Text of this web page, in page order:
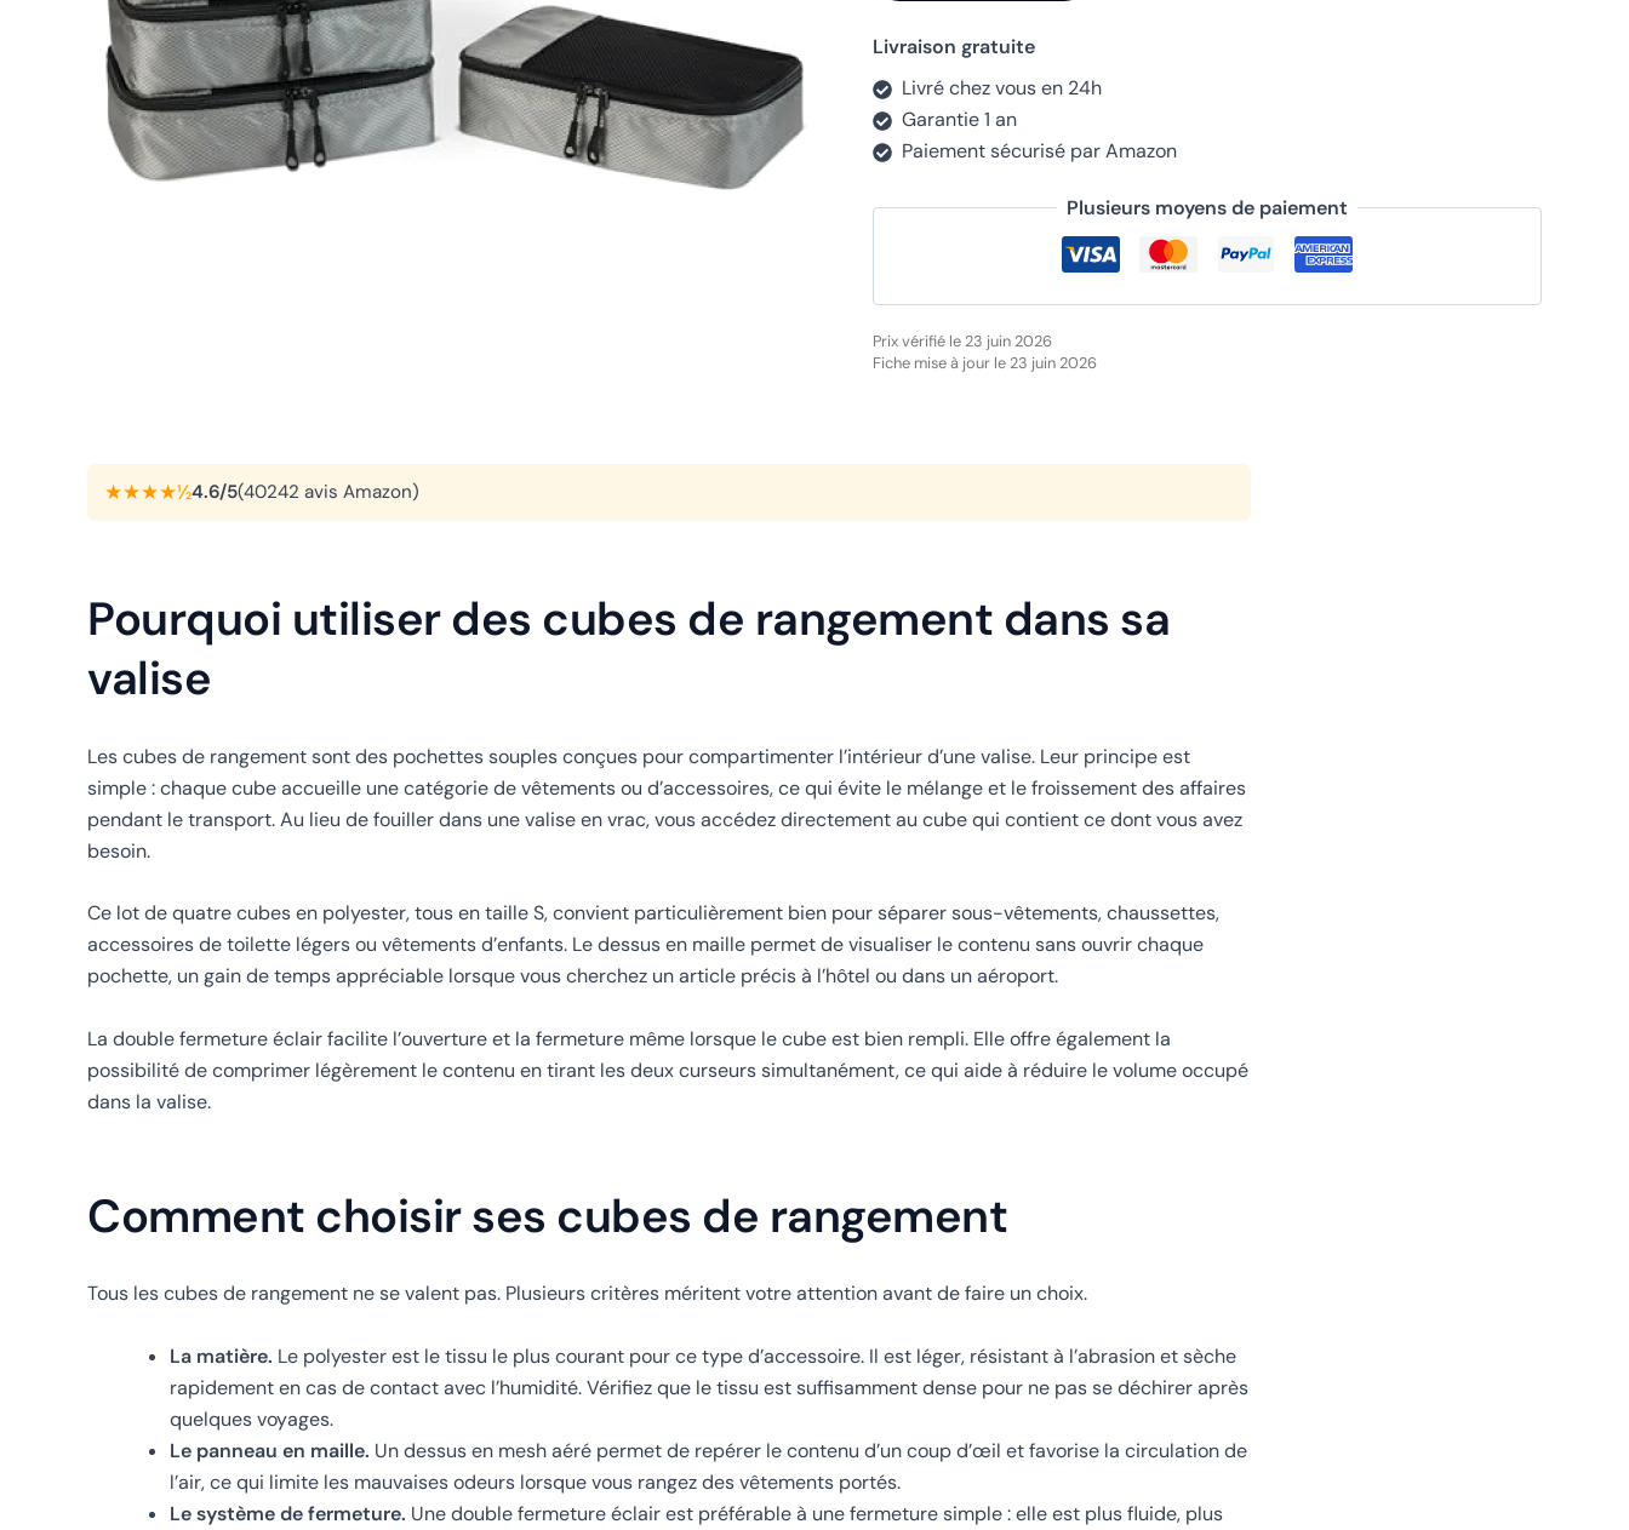
Livraison gratuite
Livré chez vous en 24h
Garantie 1 an
Paiement sécurisé par Amazon
Plusieurs moyens de paiement
Prix vérifié le 23 juin 2026
Fiche mise à jour le 23 juin 2026
★★★★½4.6/5(40242 avis Amazon)
Pourquoi utiliser des cubes de rangement dans sa
valise
Les cubes de rangement sont des pochettes souples conçues pour compartimenter l’intérieur d’une valise. Leur principe est
simple : chaque cube accueille une catégorie de vêtements ou d’accessoires, ce qui évite le mélange et le froissement des affaires
pendant le transport. Au lieu de fouiller dans une valise en vrac, vous accédez directement au cube qui contient ce dont vous avez
besoin.
Ce lot de quatre cubes en polyester, tous en taille S, convient particulièrement bien pour séparer sous-vêtements, chaussettes,
accessoires de toilette légers ou vêtements d’enfants. Le dessus en maille permet de visualiser le contenu sans ouvrir chaque
pochette, un gain de temps appréciable lorsque vous cherchez un article précis à l’hôtel ou dans un aéroport.
La double fermeture éclair facilite l’ouverture et la fermeture même lorsque le cube est bien rempli. Elle offre également la
possibilité de comprimer légèrement le contenu en tirant les deux curseurs simultanément, ce qui aide à réduire le volume occupé
dans la valise.
Comment choisir ses cubes de rangement
Tous les cubes de rangement ne se valent pas. Plusieurs critères méritent votre attention avant de faire un choix.
La matière. Le polyester est le tissu le plus courant pour ce type d’accessoire. Il est léger, résistant à l’abrasion et sèche
rapidement en cas de contact avec l’humidité. Vérifiez que le tissu est suffisamment dense pour ne pas se déchirer après
quelques voyages.
Le panneau en maille. Un dessus en mesh aéré permet de repérer le contenu d’un coup d’œil et favorise la circulation de
l’air, ce qui limite les mauvaises odeurs lorsque vous rangez des vêtements portés.
Le système de fermeture. Une double fermeture éclair est préférable à une fermeture simple : elle est plus fluide, plus